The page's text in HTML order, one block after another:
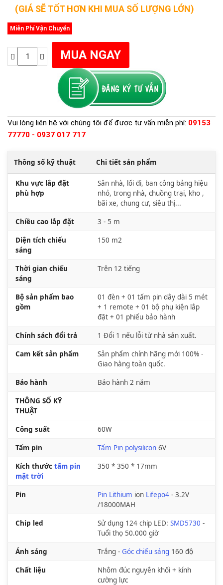
(GIÁ SẼ TỐT HƠN KHI MUA SỐ LƯỢNG LỚN)
Miễn Phí Vận Chuyển
Vui lòng liên hệ với chúng tôi để được tư vấn miễn phí: 09153
77770 - 0937 017 717
Thông số kỹ thuật Chi tiết sản phẩm
Khu vực lắp đặt
phù hợp
Sân nhà, lối đi, ban công bảng hiệu
nhỏ, trong nhà, chuồng trại, kho ,
bãi xe, chung cư, siêu thị...
Chiều cao lắp đặt 3 - 5 m
Diện tích chiếu
sáng
150 m2
Thời gian chiếu
sáng
Trên 12 tiếng
Bộ sản phẩm bao
gồm
01 đèn + 01 tấm pin dây dài 5 mét
+ 1 remote + 01 bộ phụ kiện lắp
đặt + 01 phiếu bảo hành
Chính sách đổi trả 1 Đổi 1 nếu lỗi từ nhà sản xuất.
Cam kết sản phẩm
Sản phẩm chính hãng mới 100% -
Giao hàng toàn quốc.
Bảo hành Bảo hành 2 năm
THÔNG SỐ KỸ
THUẬT
Công suất 60W
Tấm pin Tấm Pin polysilicon 6V
Kích thước tấm pin
mặt trời
350 * 350 * 17mm
Pin Pin Lithium ion Lifepo4 - 3.2V
/18000MAH
Chip led Sử dụng 124 chip LED: SMD5730 -
Tuổi thọ 50.000 giờ
Ánh sáng Trắng - Góc chiếu sáng 160 độ
Chất liệu
Nhôm đúc nguyên khối + kính
cường lực